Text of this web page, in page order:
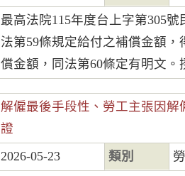
最高法院115年度台上字第305
法第59條規定給付之補償金額
償金額，同法第60條定有明文。
解僱最後手段性、勞工主張因
證
2026-05-23 類別